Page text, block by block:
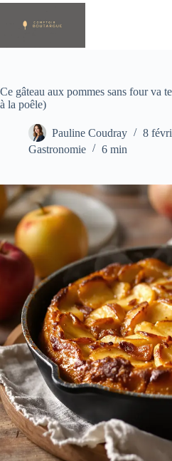
Passer
contenu
Ce gâteau aux pommes sans four va
à la poêle)
Pauline Coudray
8
Gastronomie
6 min